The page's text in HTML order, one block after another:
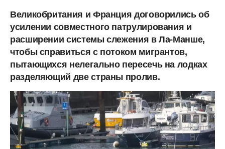
Великобритания и Франция договорились об
усилении совместного патрулирования и
расширении системы слежения в Ла-Манше,
чтобы справиться с потоком мигрантов,
пытающихся нелегально пересечь на лодках
разделяющий две страны пролив.